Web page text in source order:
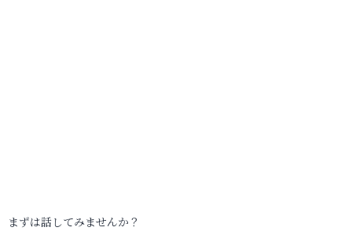
まずは話してみませんか？